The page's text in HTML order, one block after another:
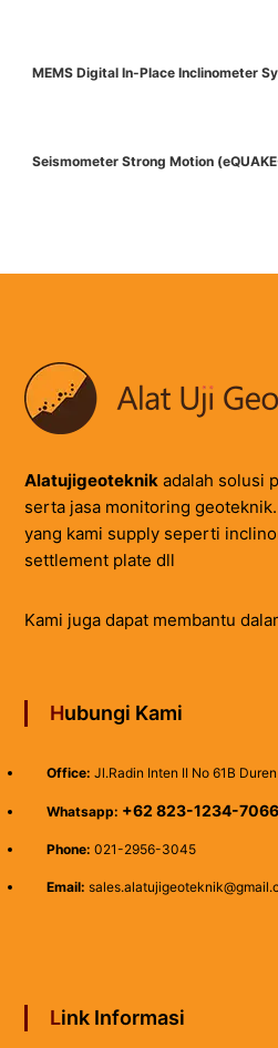
MEMS Digital In-Place Inclinometer
Seismometer Strong Motion
Alatujigeoteknikadalah solusi
serta jasa monitoring
yang kami supply seperti
settlement plate dll
Kami juga dapat membantu
Hubungi Kami
Office: Jl.Radin Inten II No 61B
Whatsapp: +62 823-1234-7066
Phone: 021-2956-3045
Email:
Link Informasi